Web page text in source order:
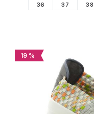
36 37 38
19 %